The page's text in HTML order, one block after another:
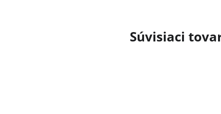
Súvisiaci